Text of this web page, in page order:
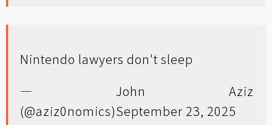
Nintendo lawyers don't sleep
— John Aziz
(@aziz0nomics)September 23, 2025